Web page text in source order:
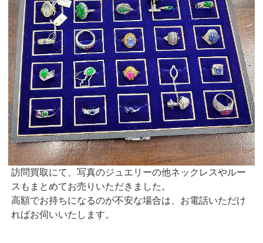
訪問買取にて、写真のジュエリーの他ネックレスやルー
スもまとめてお売りいただきました。
高額でお持ちになるのが不安な場合は、お電話いただけ
ればお伺いいたします。